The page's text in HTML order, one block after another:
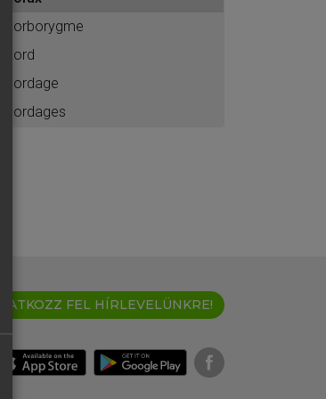
borborygme
bord
bordage
bordages
IRATKOZZ FEL HÍRLEVELÜNKRE!